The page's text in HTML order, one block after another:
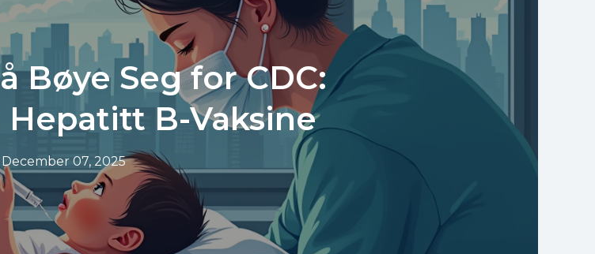
Bøye Seg for CDC:
Hepatitt B-Vaksine
December 07, 2025